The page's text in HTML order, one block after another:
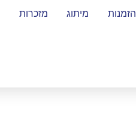
הזמנות מיתוג מזכרות